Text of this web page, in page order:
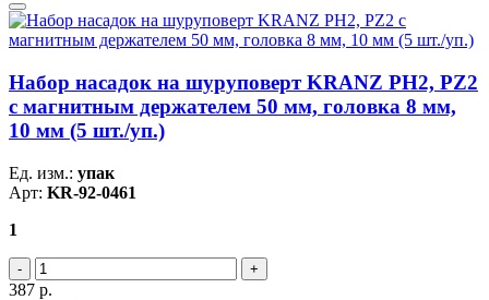
Набор насадок на шуруповерт KRANZ PH2, PZ2
с магнитным держателем 50 мм, головка 8 мм,
10 мм (5 шт./уп.)
Ед. изм.: упак
Арт: KR-92-0461
1
387 р.